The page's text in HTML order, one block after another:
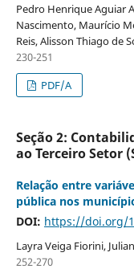
Pedro Henrique Aguiar
Nascimento, Maurício
Reis, Alisson Thiago de
230-251
PDF/A
Seção 2:
ao Terceiro Setor
Relação entre
pública nos
DOI: https://doi.org/
Layra Veiga Fiorini,
252-270